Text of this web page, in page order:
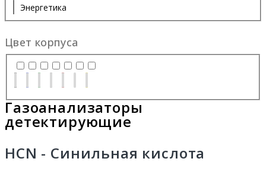
Энергетика
Цвет корпуса
Газоанализаторы
детектирующие
HCN - Синильная кислота